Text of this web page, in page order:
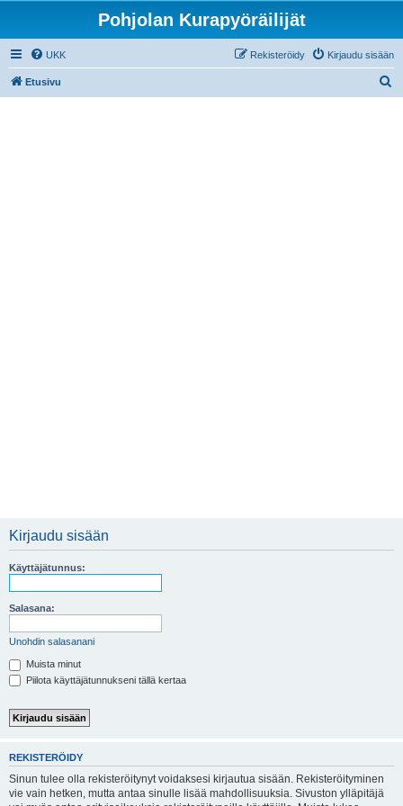
Pohjolan Kurapyöräilijät
UKK Kirjaudu sisään
Rekisteröidy
Etusivu
Kirjaudu sisään
Käyttäjätunnus:
Salasana:
Unohdin salasanani
Muista minut
Piilota käyttäjätunnukseni tällä kertaa
REKISTERÖIDY
Sinun tulee olla rekisteröitynyt voidaksesi kirjautua sisään. Rekisteröityminen
vie vain hetken, mutta antaa sinulle lisää mahdollisuuksia. Sivuston ylläpitäjä